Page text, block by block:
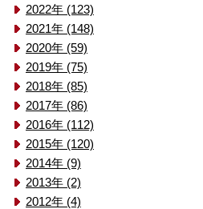
2022年 (123)
2021年 (148)
2020年 (59)
2019年 (75)
2018年 (85)
2017年 (86)
2016年 (112)
2015年 (120)
2014年 (9)
2013年 (2)
2012年 (4)